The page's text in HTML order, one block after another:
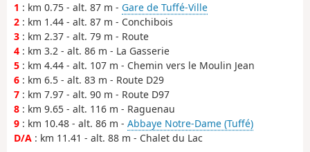
1 : km 0.75 - alt. 87 m - Gare de Tuffé-Ville
2 : km 1.44 - alt. 87 m - Conchibois
3 : km 2.37 - alt. 79 m - Route
4 : km 3.2 - alt. 86 m - La Gasserie
5 : km 4.44 - alt. 107 m - Chemin vers le Moulin Jean
6 : km 6.5 - alt. 83 m - Route D29
7 : km 7.97 - alt. 90 m - Route D97
8 : km 9.65 - alt. 116 m - Raguenau
9 : km 10.48 - alt. 86 m - Abbaye Notre-Dame (Tuffé)
D/A : km 11.41 - alt. 88 m - Chalet du Lac